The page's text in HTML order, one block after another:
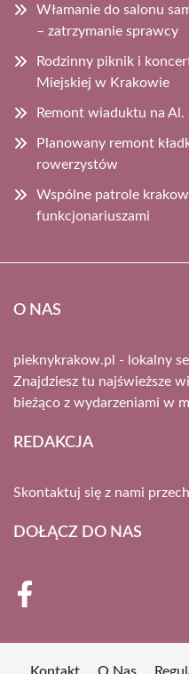
Włamanie do salonu
– zatrzymanie sprawcy
Rodzinny piknik i
Miejskiej w Krakowie
Remont wiaduktu na
Planowany remont
rowerzystów
Wspólne patrole
funkcjonariuszami
O NAS
pieknykrakow.pl - lokalny
Znajdziesz tu najświeższe
bieżąco z wydarzeniami w
REDAKCJA
Skontaktuj się z nami
DOŁĄCZ DO NAS